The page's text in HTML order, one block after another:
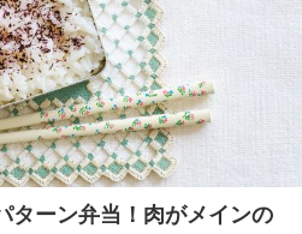
ターン弁当！肉がメインの